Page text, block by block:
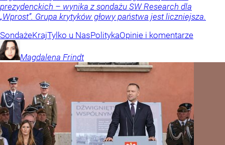
prezydenckich – wynika z sondażu SW Research dla
„Wprost”. Grupa krytyków głowy państwa jest liczniejsza.
SondażeKrajTylko u NasPolitykaOpinie i komentarze
Magdalena Frindt